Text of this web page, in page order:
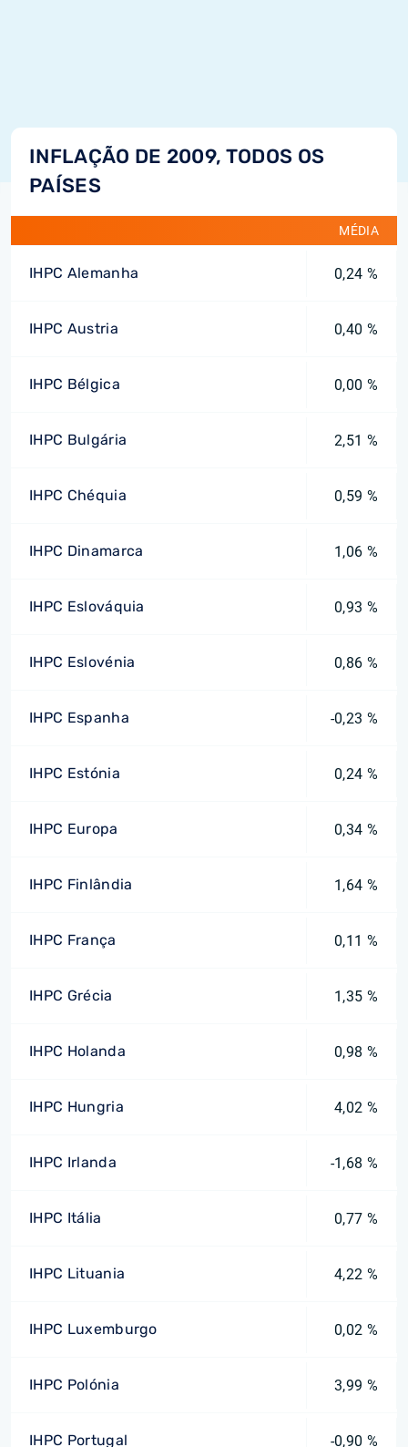
INFLAÇÃO DE 2009, TODOS OS
PAÍSES
MÉDIA
IHPC Alemanha 0,24 %
IHPC Austria 0,40 %
IHPC Bélgica 0,00 %
IHPC Bulgária 2,51 %
IHPC Chéquia 0,59 %
IHPC Dinamarca 1,06 %
IHPC Eslováquia 0,93 %
IHPC Eslovénia 0,86 %
IHPC Espanha -0,23 %
IHPC Estónia 0,24 %
IHPC Europa 0,34 %
IHPC Finlândia 1,64 %
IHPC França 0,11 %
IHPC Grécia 1,35 %
IHPC Holanda 0,98 %
IHPC Hungria 4,02 %
IHPC Irlanda -1,68 %
IHPC Itália 0,77 %
IHPC Lituania 4,22 %
IHPC Luxemburgo 0,02 %
IHPC Polónia 3,99 %
IHPC Portugal -0,90 %